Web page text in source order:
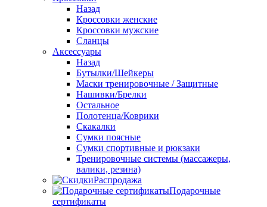
Назад
Кроссовки женские
Кроссовки мужские
Сланцы
Аксессуары
Назад
Бутылки/Шейкеры
Маски тренировочные / Защитные
Нашивки/Брелки
Остальное
Полотенца/Коврики
Скакалки
Сумки поясные
Сумки спортивные и рюкзаки
Тренировочные системы (массажеры,
валики, резина)
Распродажа
Подарочные
сертификаты